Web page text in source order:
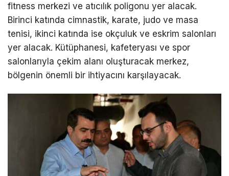
fitness merkezi ve atıcılık poligonu yer alacak.
Birinci katında cimnastik, karate, judo ve masa
tenisi, ikinci katında ise okçuluk ve eskrim salonları
yer alacak. Kütüphanesi, kafeteryası ve spor
salonlarıyla çekim alanı oluşturacak merkez,
bölgenin önemli bir ihtiyacını karşılayacak.